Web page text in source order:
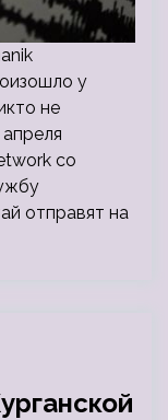
у
не
со
отправят на